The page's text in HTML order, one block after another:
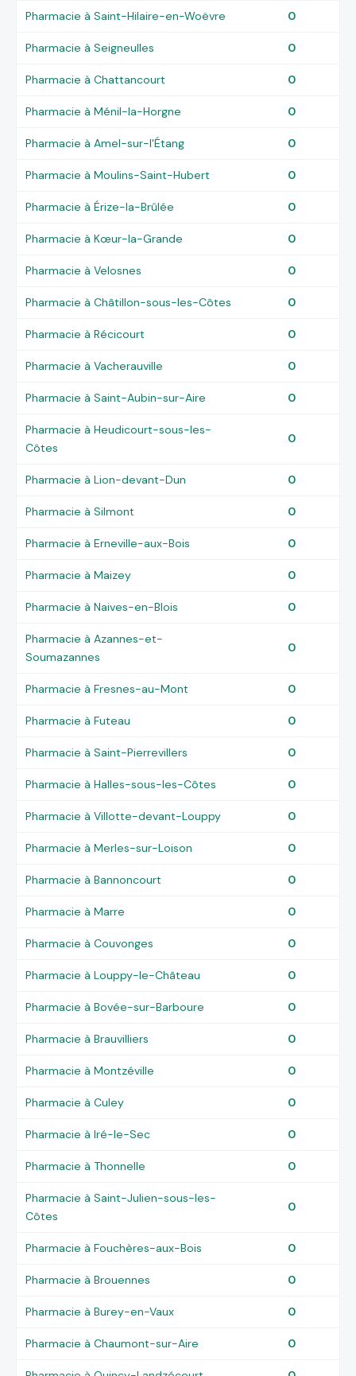
Pharmacie à Saint-Hilaire-en-Woëvre 0
Pharmacie à Seigneulles 0
Pharmacie à Chattancourt 0
Pharmacie à Ménil-la-Horgne 0
Pharmacie à Amel-sur-l'Étang 0
Pharmacie à Moulins-Saint-Hubert 0
Pharmacie à Érize-la-Brûlée 0
Pharmacie à Kœur-la-Grande 0
Pharmacie à Velosnes 0
Pharmacie à Châtillon-sous-les-Côtes 0
Pharmacie à Récicourt 0
Pharmacie à Vacherauville 0
Pharmacie à Saint-Aubin-sur-Aire 0
Pharmacie à Heudicourt-sous-les-
Côtes
0
Pharmacie à Lion-devant-Dun 0
Pharmacie à Silmont 0
Pharmacie à Erneville-aux-Bois 0
Pharmacie à Maizey 0
Pharmacie à Naives-en-Blois 0
Pharmacie à Azannes-et-
Soumazannes
0
Pharmacie à Fresnes-au-Mont 0
Pharmacie à Futeau 0
Pharmacie à Saint-Pierrevillers 0
Pharmacie à Halles-sous-les-Côtes 0
Pharmacie à Villotte-devant-Louppy 0
Pharmacie à Merles-sur-Loison 0
Pharmacie à Bannoncourt 0
Pharmacie à Marre 0
Pharmacie à Couvonges 0
Pharmacie à Louppy-le-Château 0
Pharmacie à Bovée-sur-Barboure 0
Pharmacie à Brauvilliers 0
Pharmacie à Montzéville 0
Pharmacie à Culey 0
Pharmacie à Iré-le-Sec 0
Pharmacie à Thonnelle 0
Pharmacie à Saint-Julien-sous-les-
Côtes
0
Pharmacie à Fouchères-aux-Bois 0
Pharmacie à Brouennes 0
Pharmacie à Burey-en-Vaux 0
Pharmacie à Chaumont-sur-Aire 0